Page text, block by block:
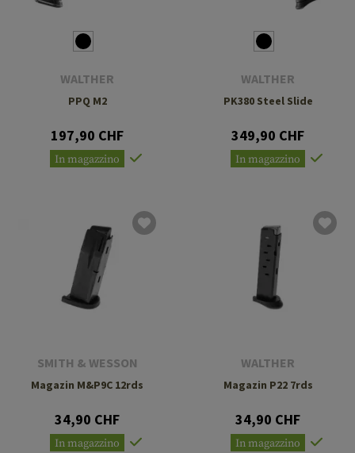
WALTHER
PPQ M2
197,90 CHF
In magazzino
WALTHER
PK380 Steel Slide
349,90 CHF
In magazzino
SMITH & WESSON
Magazin M&P9C 12rds
34,90 CHF
In magazzino
WALTHER
Magazin P22 7rds
34,90 CHF
In magazzino